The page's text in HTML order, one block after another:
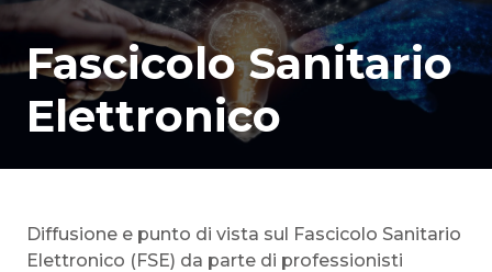
Fascicolo Sanitario
Elettronico
Diffusione e punto di vista sul Fascicolo Sanitario
Elettronico (FSE) da parte di professionisti